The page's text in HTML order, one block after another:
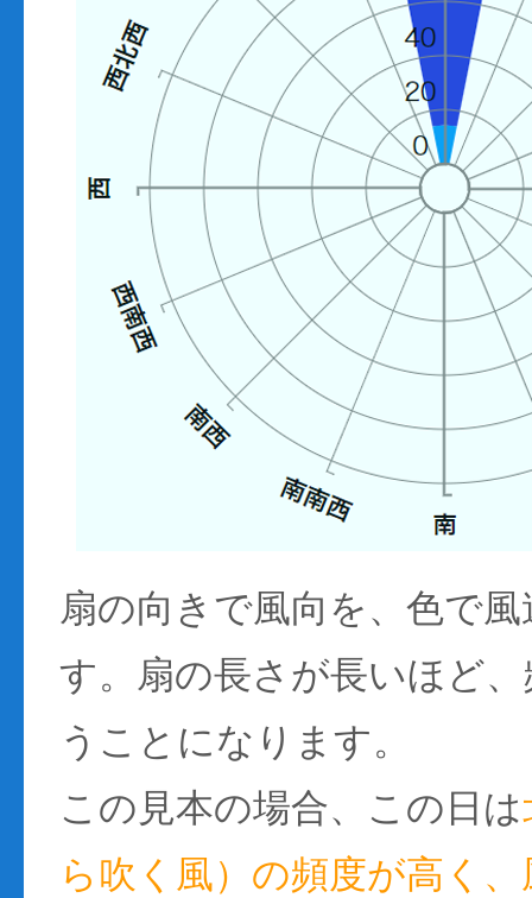
扇の向きで風向を、色で
す。扇の長さが長いほど
うことになります。
この見本の場合、この日は
ら吹く風）の頻度が高く